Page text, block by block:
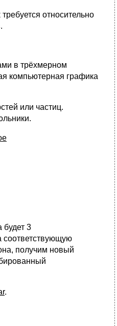
относительно
в трёхмерном
компьютерная графика
или частиц.
будет 3
соответствующую
получим новый
.